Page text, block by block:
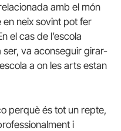
amb el món
neix sovint pot fer
el cas de l’escola
va aconseguir girar-
a on les arts estan
perquè és tot un repte,
i